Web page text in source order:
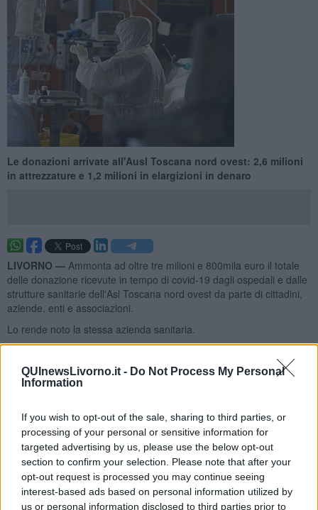
QUInewsLivorno.it - Do Not Process My Personal
Information
If you wish to opt-out of the sale, sharing to third parties, or
processing of your personal or sensitive information for
targeted advertising by us, please use the below opt-out
section to confirm your selection. Please note that after your
opt-out request is processed you may continue seeing
interest-based ads based on personal information utilized by
us or personal information disclosed to third parties prior to
Le donazioni arrivate all'Ausl Toscana nord ovest: 2,6 milioni
in attrezzature e 1,2 milioni in elargizioni in denaro
LIVORNO — Ammonta ad oltre tre milioni e 800mila euro il totale
delle donazione ricevute in tempo di covid-19 dagli ospedali e dalle
strutture sanitarie dell'Asl Toscana nord ovest da parte di cittadini,
aziende, enti e associazioni.
Lo rende noto la stessa azienda sanitaria.
polmonari, videolaringoscopi, letti per terapia intensiva, letti
per la riabilitazione, tomografimentre grazie alle donazioni in
denaro sono stati acquistati ecografi, ecocardiografi, analizzatori di
tamponi Covid, centrali di monitoraggio e attrezzature per la terapia
intensiva e altre forniture per un totale di 273.550 euro.
"In tutto il territorio di competenza dell'azienda la vicinanza agli